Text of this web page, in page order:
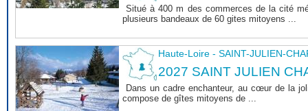
Situé à 400 m des commerces de la cité
plusieurs bandeaux de 60 gites mitoyens ...
Haute-Loire - SAINT-JULIEN-
2027 SAINT JULIEN
Dans un cadre enchanteur, au cœur de la
compose de gîtes mitoyens de ...